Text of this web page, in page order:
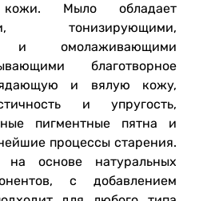
Мыло обладает
тонизирующими,
и омолаживающими
благотворное
и вялую кожу,
и упругость,
пигментные пятна и
процессы старения.
на основе натуральных
с добавлением